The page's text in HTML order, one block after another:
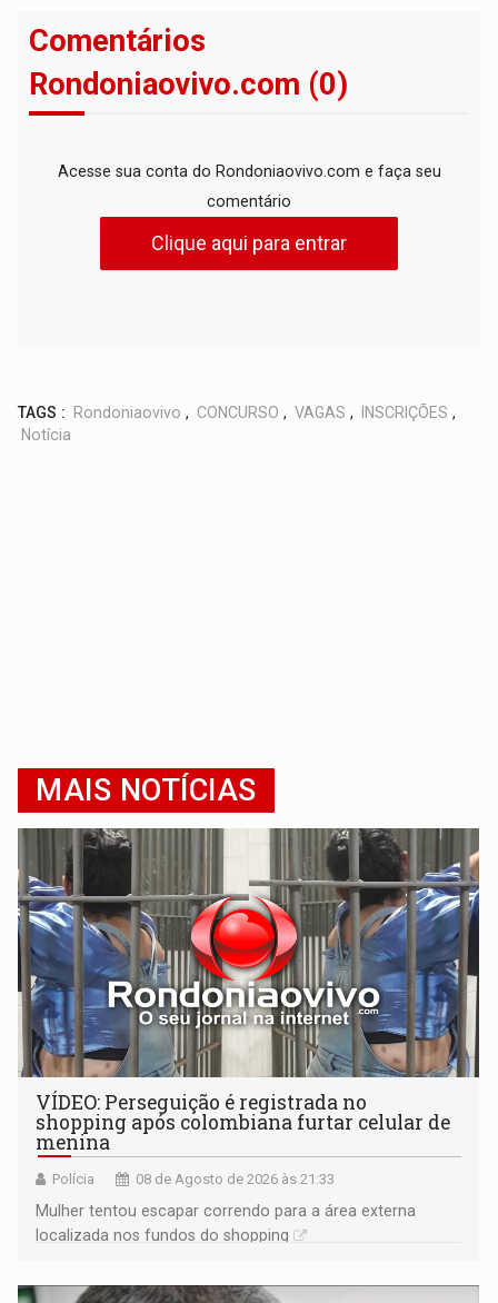
Comentários
Rondoniaovivo.com (0)
Acesse sua conta do Rondoniaovivo.com e faça seu
comentário
Clique aqui para entrar
TAGS : Rondoniaovivo , CONCURSO , VAGAS , INSCRIÇÕES ,
Notícia
MAIS NOTÍCIAS
VÍDEO: Perseguição é registrada no
shopping após colombiana furtar celular de
menina
Polícia 08 de Agosto de 2026 às 21:33
Mulher tentou escapar correndo para a área externa
localizada nos fundos do shopping